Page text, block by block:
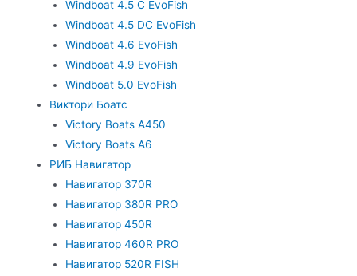
Windboat 4.5 C EvoFish
Windboat 4.5 DC EvoFish
Windboat 4.6 EvoFish
Windboat 4.9 EvoFish
Windboat 5.0 EvoFish
Виктори Боатс
Victory Boats A450
Victory Boats A6
РИБ Навигатор
Навигатор 370R
Навигатор 380R PRO
Навигатор 450R
Навигатор 460R PRO
Навигатор 520R FISH